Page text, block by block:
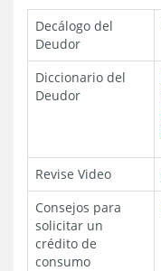
Decálogo del
Deudor
Diccionario del
Deudor
Revise Video
Consejos para
solicitar un
crédito de
consumo